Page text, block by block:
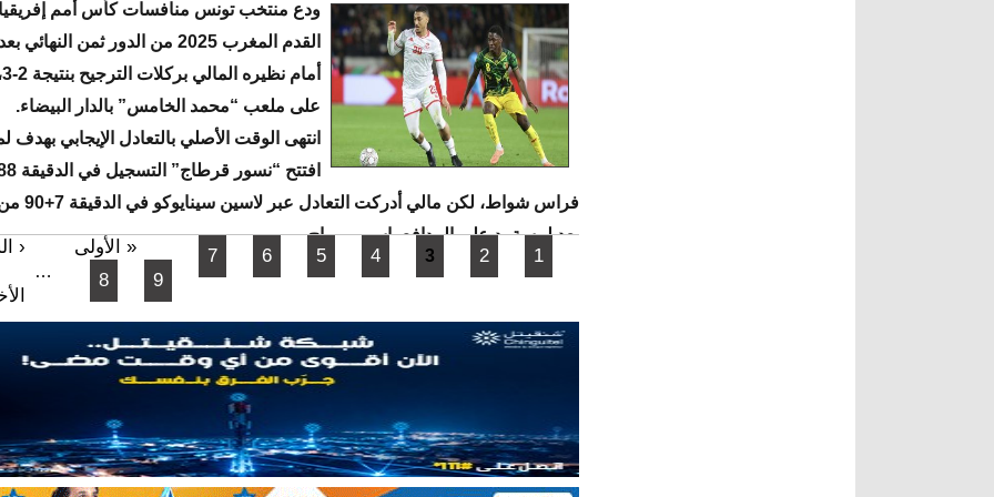
ودع منتخب تونس منافسات كأس أمم
القدم المغرب 2025 من الدور ثمن
على ملعب “محمد الخامس” بالدار البيضاء.
انتهى الوقت الأصلي بالتعادل الإيجابي بهدف
فراس شواط،
بعد لمسة يد على المدافع ياسين مرياح.
الصفحات « الأولى ‹ 1
2
3
4
5
6
7
8
9
…